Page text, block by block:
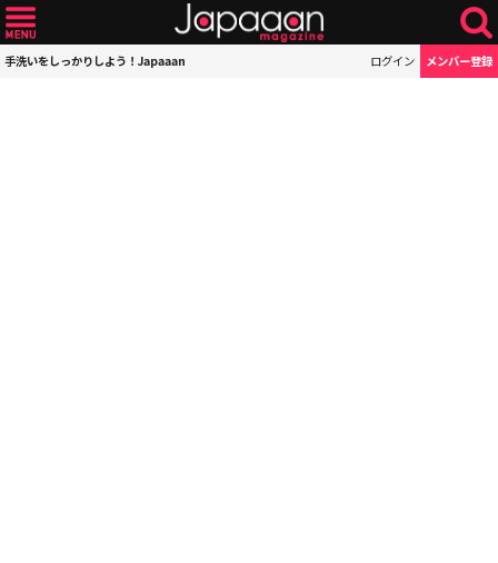
手洗いをしっかりしよう！Japaaan ログイン メンバー登録